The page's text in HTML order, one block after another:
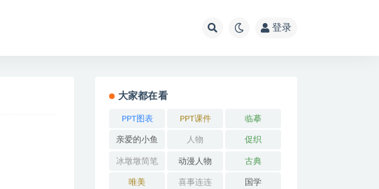
登录
大家都在看
PPT图表 PPT课件 临摹
亲爱的小鱼 人物 促织
冰墩墩简笔
画
动漫人物 古典
唯美 喜事连连 国学